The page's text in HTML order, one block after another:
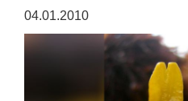
04.01.2010